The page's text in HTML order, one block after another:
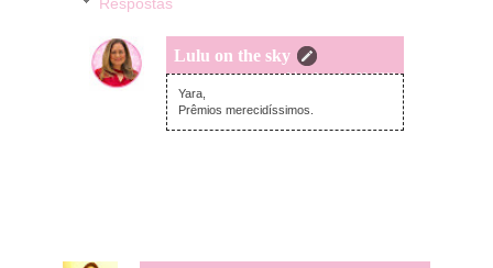
Respostas
Lulu on the sky
terça-feira, fevereiro 26, 2013
Yara,
Prêmios merecidíssimos.